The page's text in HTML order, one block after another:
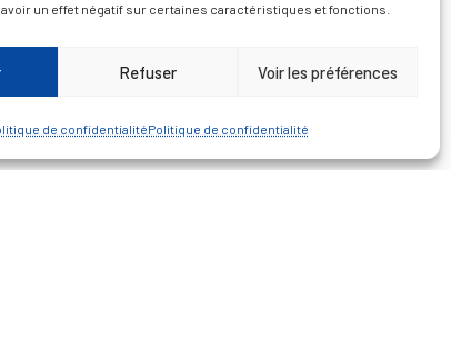
un effet négatif sur certaines caractéristiques et fonctions.
Refuser Voir les préférences
de confidentialitéPolitique de confidentialité